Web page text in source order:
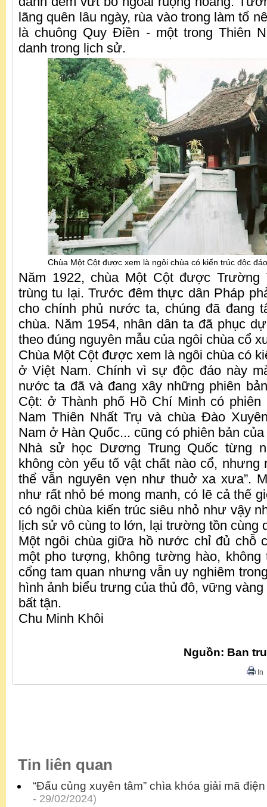
lãng quên lâu ngày, rùa vào trong làm tổ
là chuông Quy Điền - một trong Thiên
danh trong lịch sử.
Chùa Một Cột được xem là ngôi chùa có kiến trúc độc
Năm 1922, chùa Một Cột được
trùng tu lại. Trước đêm thực dân Pháp
cho chính phủ nước ta, chúng đã đang
chùa. Năm 1954, nhân dân ta đã phục
theo đúng nguyên mẫu của ngôi chùa cổ
Chùa Một Cột được xem là ngôi chùa có
ở Việt Nam. Chính vì sự độc đáo này
nước ta đã và đang xây những phiên
Cột: ở Thành phố Hồ Chí Minh có phiên
Nam Thiên Nhất Trụ và chùa Đào
Nam ở Hàn Quốc... cũng có phiên bản
Nhà sử học Dương Trung Quốc từng
không còn yếu tố vật chất nào cổ, nhưng
thể vẫn nguyên vẹn như thuở xa xưa”.
như rất nhỏ bé mong manh, có lẽ cả thế
có ngôi chùa kiến trúc siêu nhỏ như vậy
lịch sử vô cùng to lớn, lại trường tồn cùng
Một ngôi chùa giữa hồ nước chỉ đủ chỗ
một pho tượng, không tường hào, không
cổng tam quan nhưng vẫn uy nghiêm
hình ảnh biểu trưng của thủ đô, vững
bất tận.
Chu Minh Khôi
Nguồn: Ban
In
Tin liên quan
“Đấu củng xuyên tâm” chìa khóa giải mã
- 29/02/2024)